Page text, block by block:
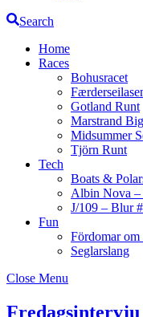
Search
Home
Races
Bohusracet
Gotland Runt
Marstrand
Midsummer
Tjörn Runt
Tech
Boats &
Albin Nova –
J/109 – Blur
Fun
Fördomar om
Seglarslang
Close Menu